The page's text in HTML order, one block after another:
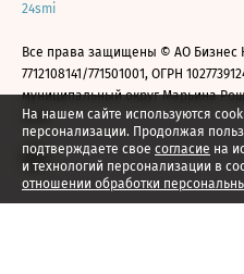
На нашем сайте используются
персонализации. Продолжая
подтверждаете свое согласие на
и технологий персонализации в
отношении обработки
24smi
Все права защищены © АО
7712108141/771501001, ОГРН
муниципальный округ Марьина
2026